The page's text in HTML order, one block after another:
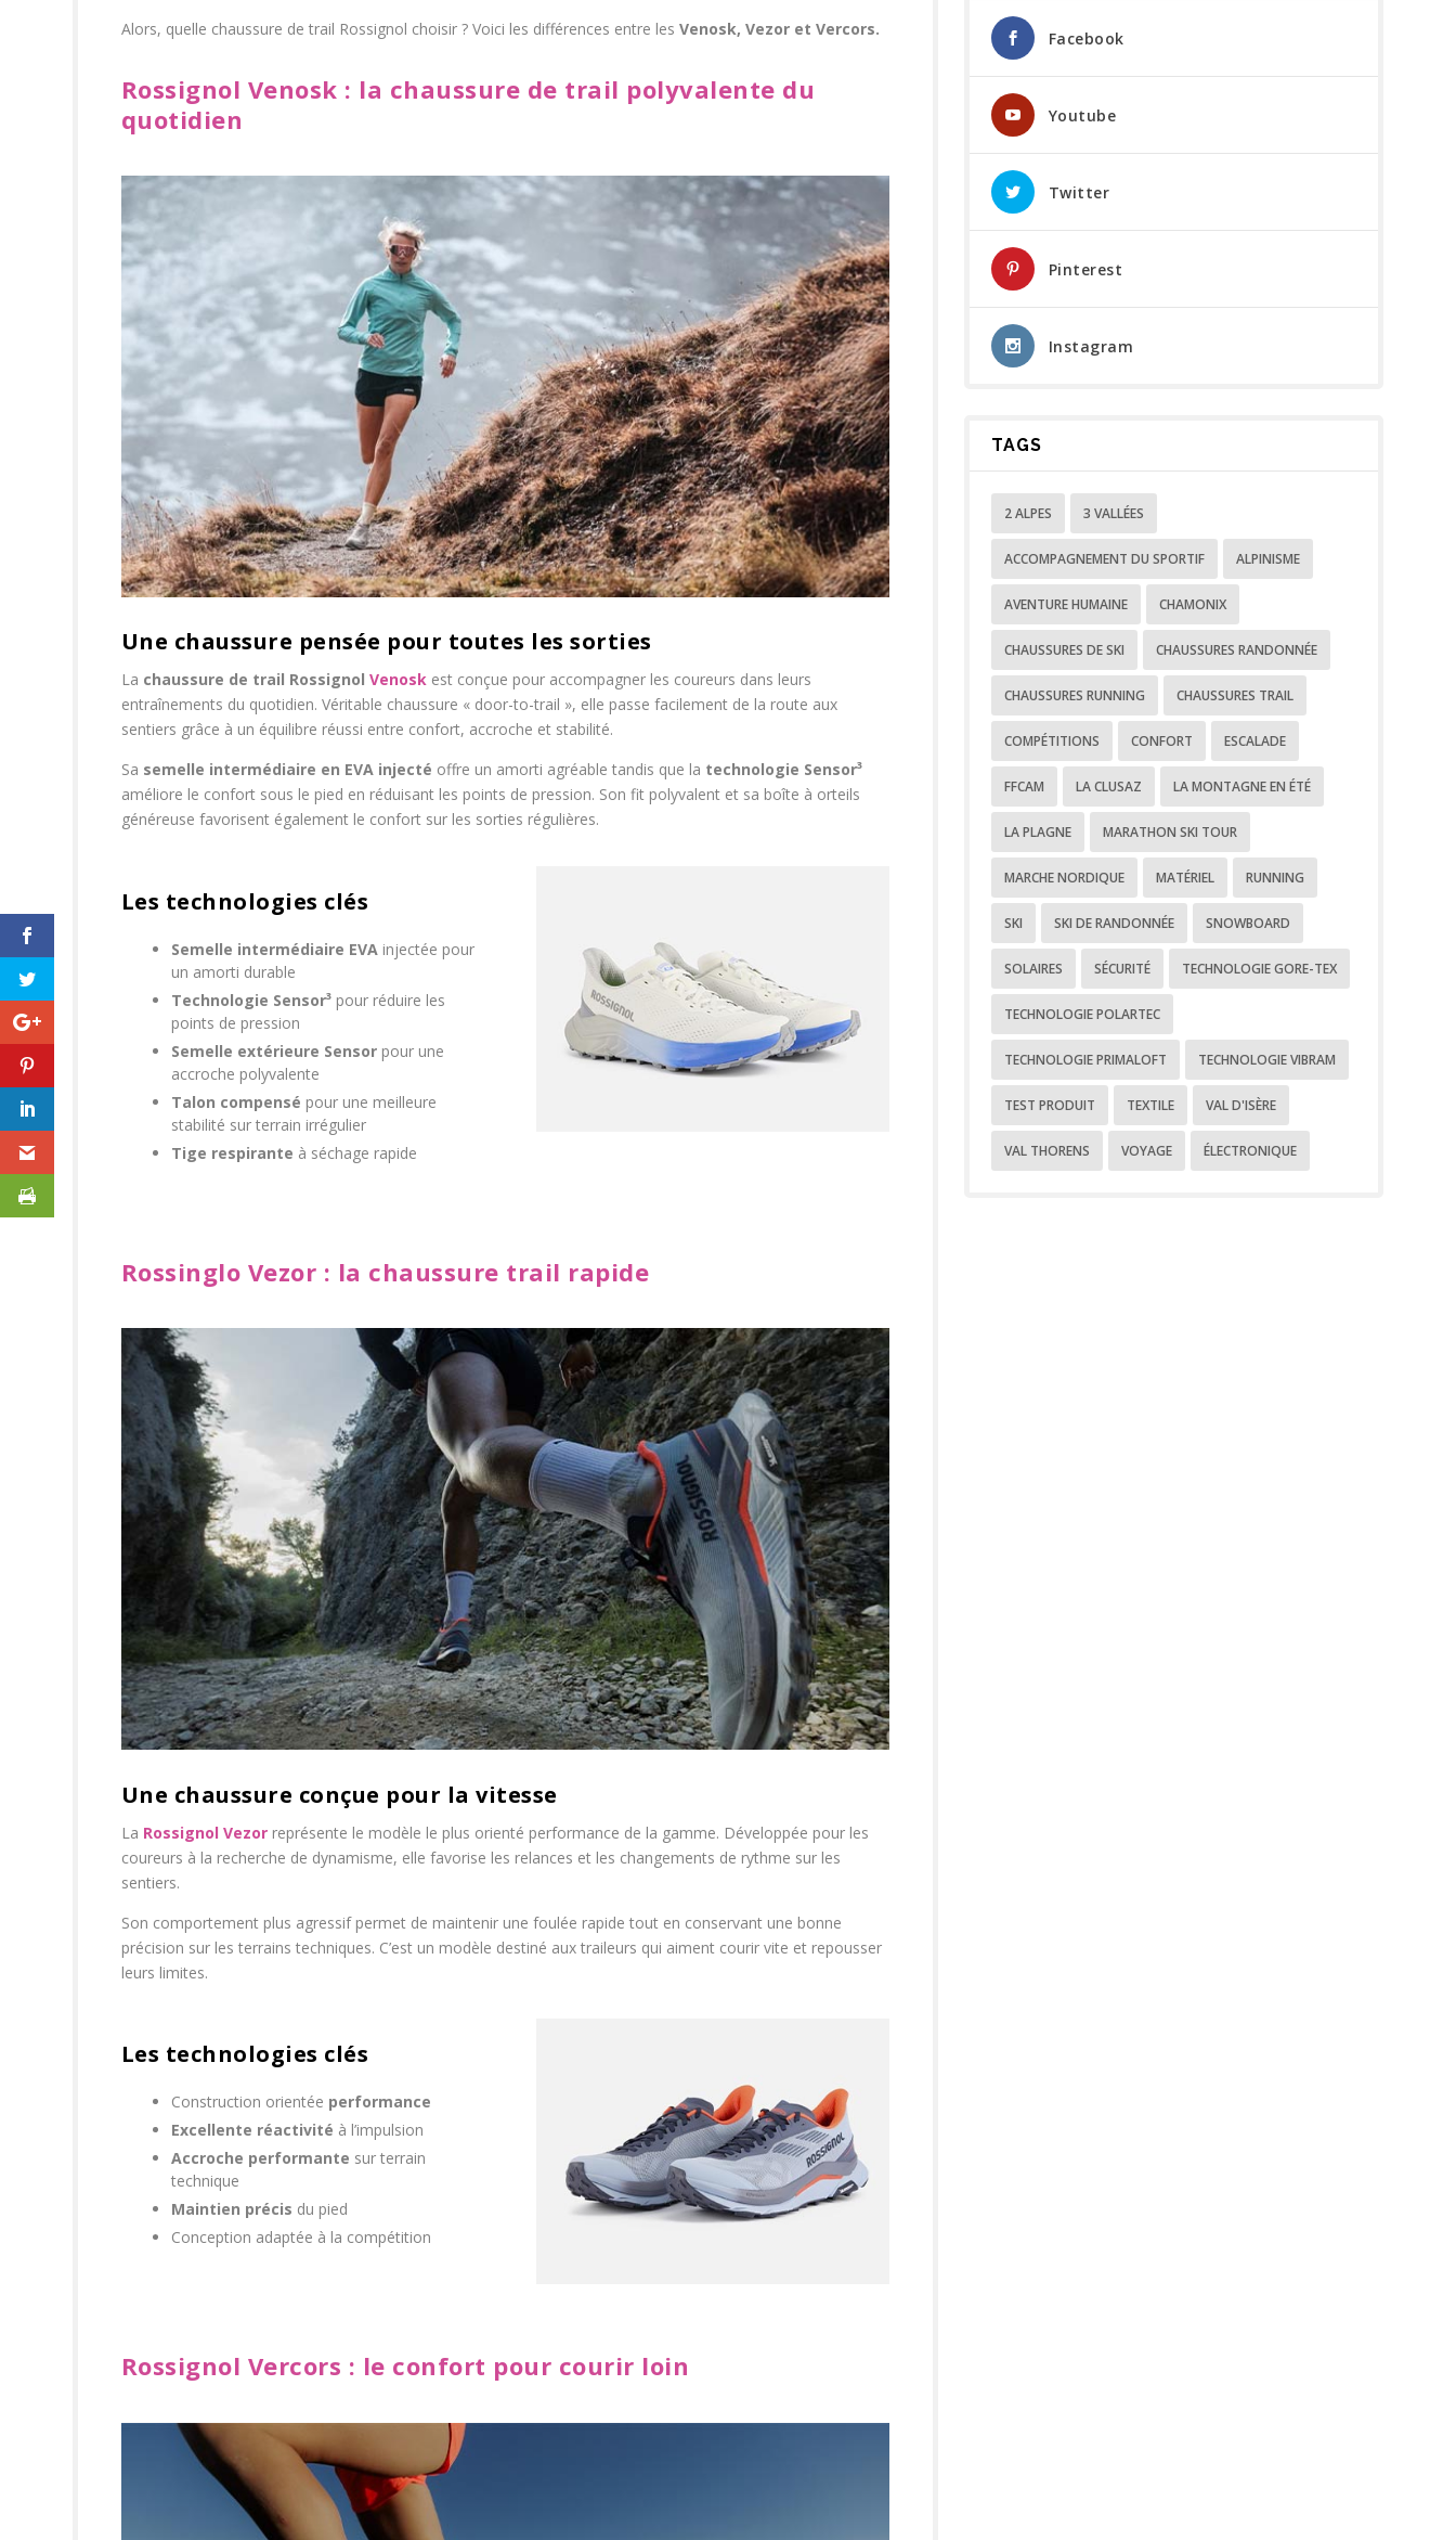
Alors, quelle chaussure de trail Rossignol choisir ? Voici les différences entre les Venosk, Vezor et Vercors.
Rossignol Venosk : la chaussure de trail polyvalente du
quotidien
Une chaussure pensée pour toutes les sorties
La chaussure de trail Rossignol Venoskest conçue pour accompagner les coureurs dans leurs
entraînements du quotidien. Véritable chaussure « door-to-trail », elle passe facilement de la route aux
sentiers grâce à un équilibre réussi entre confort, accroche et stabilité.
Sa semelle intermédiaire en EVA injecté offre un amorti agréable tandis que la technologie Sensor³
améliore le confort sous le pied en réduisant les points de pression. Son fit polyvalent et sa boîte à orteils
généreuse favorisent également le confort sur les sorties régulières.
Les technologies clés
Semelle intermédiaire EVA injectée pour
un amorti durable
Technologie Sensor³pour réduire les
points de pression
Semelle extérieure Sensorpour une
accroche polyvalente
Talon compensé pour une meilleure
stabilité sur terrain irrégulier
Tige respirante à séchage rapide
Rossinglo Vezor : la chaussure trail rapide
Une chaussure conçue pour la vitesse
La Rossignol Vezorreprésente le modèle le plus orienté performance de la gamme. Développée pour les
coureurs à la recherche de dynamisme, elle favorise les relances et les changements de rythme sur les
sentiers.
Son comportement plus agressif permet de maintenir une foulée rapide tout en conservant une bonne
précision sur les terrains techniques. C’est un modèle destiné aux traileurs qui aiment courir vite et repousser
leurs limites.
Les technologies clés
Construction orientée performance
Excellente réactivité à l’impulsion
Accroche performante sur terrain
technique
Maintien précis du pied
Conception adaptée à la compétition
Rossignol Vercors : le confort pour courir loin
Facebook
Youtube
Twitter
Pinterest
Instagram
TAGS
2 ALPES 3 VALLÉES
ACCOMPAGNEMENT DU SPORTIF ALPINISME
AVENTURE HUMAINE CHAMONIX
CHAUSSURES DE SKI CHAUSSURES RANDONNÉE
CHAUSSURES RUNNING CHAUSSURES TRAIL
COMPÉTITIONS CONFORT ESCALADE
FFCAM LA CLUSAZ LA MONTAGNE EN ÉTÉ
LA PLAGNE MARATHON SKI TOUR
MARCHE NORDIQUE MATÉRIEL RUNNING
SKI SKI DE RANDONNÉE SNOWBOARD
SOLAIRES SÉCURITÉ TECHNOLOGIE GORE-TEX
TECHNOLOGIE POLARTEC
TECHNOLOGIE PRIMALOFT TECHNOLOGIE VIBRAM
TEST PRODUIT TEXTILE VAL D'ISÈRE
VAL THORENS VOYAGE ÉLECTRONIQUE